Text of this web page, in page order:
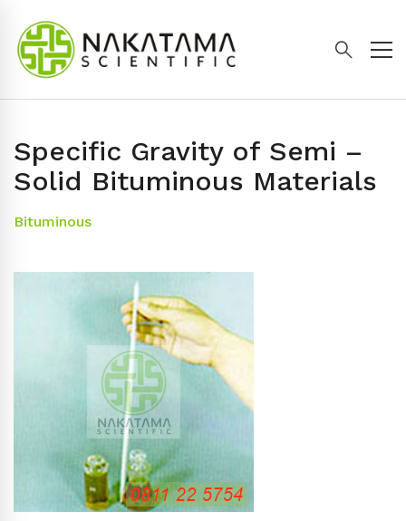
Specific Gravity of Semi –
Solid Bituminous Materials
Bituminous